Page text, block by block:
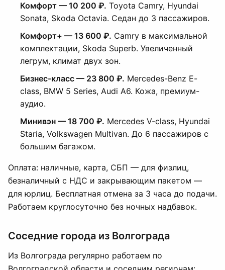
Комфорт — 10 200 ₽. Toyota Camry, Hyundai
Sonata, Skoda Octavia. Седан до 3 пассажиров.
Комфорт+ — 13 600 ₽. Camry в максимальной
комплектации, Skoda Superb. Увеличенный
легрум, климат двух зон.
Бизнес-класс — 23 800 ₽. Mercedes-Benz E-
class, BMW 5 Series, Audi A6. Кожа, премиум-
аудио.
Минивэн — 18 700 ₽. Mercedes V-class, Hyundai
Staria, Volkswagen Multivan. До 6 пассажиров с
большим багажом.
Оплата: наличные, карта, СБП — для физлиц,
безналичный с НДС и закрывающим пакетом —
для юрлиц. Бесплатная отмена за 3 часа до подачи.
Работаем круглосуточно без ночных надбавок.
Соседние города из Волгограда
Из Волгограда регулярно работаем по